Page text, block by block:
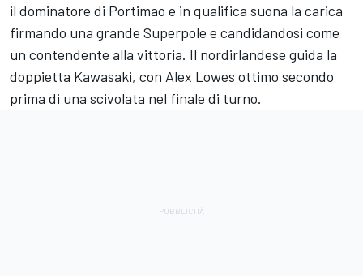
il dominatore di Portimao e in qualifica suona la carica
firmando una grande Superpole e candidandosi come
un contendente alla vittoria. Il nordirlandese guida la
doppietta Kawasaki, con Alex Lowes ottimo secondo
prima di una scivolata nel finale di turno.